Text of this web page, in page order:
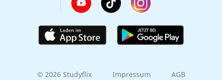
© 2026 Studyflix Impressum AGB